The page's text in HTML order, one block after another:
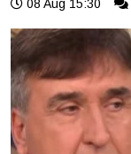
08 Aug 15:30